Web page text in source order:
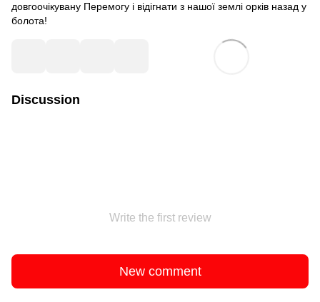
довгоочікувану Перемогу і відігнати з нашої землі орків назад у
болота!
Discussion
Write the first review
New comment